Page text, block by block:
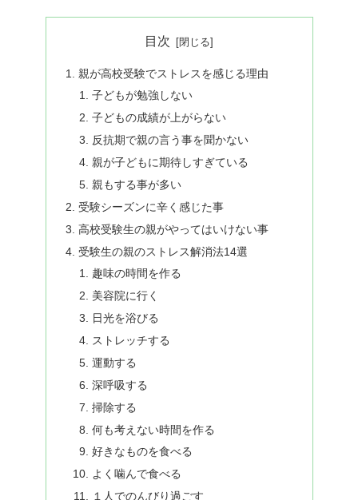
目次
親が高校受験でストレスを感じる理由
子どもが勉強しない
子どもの成績が上がらない
反抗期で親の言う事を聞かない
親が子どもに期待しすぎている
親もする事が多い
受験シーズンに辛く感じた事
高校受験生の親がやってはいけない事
受験生の親のストレス解消法14選
趣味の時間を作る
美容院に行く
日光を浴びる
ストレッチする
運動する
深呼吸する
掃除する
何も考えない時間を作る
好きなものを食べる
よく噛んで食べる
１人でのんびり過ごす